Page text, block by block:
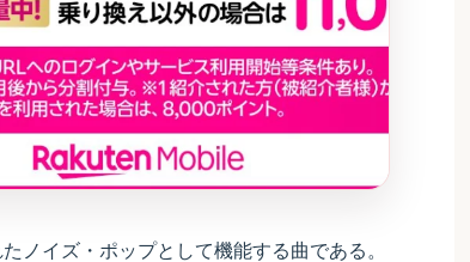
ノイズ・ポップとして機能する曲である。